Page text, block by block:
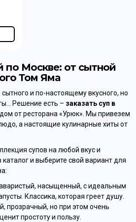
по Москве: от сытной
Том Яма
сытного и по-настоящему вкусного, но
Решение есть – заказать суп в
от ресторана «Урюк». Мы привезем
а настоящие кулинарные хиты от
супов на любой вкус и
каталог и выберите свой вариант для
насыщенный, с идеальным
Классика, которая греет душу.
прозрачный, но при этом очень
простоту и пользу.